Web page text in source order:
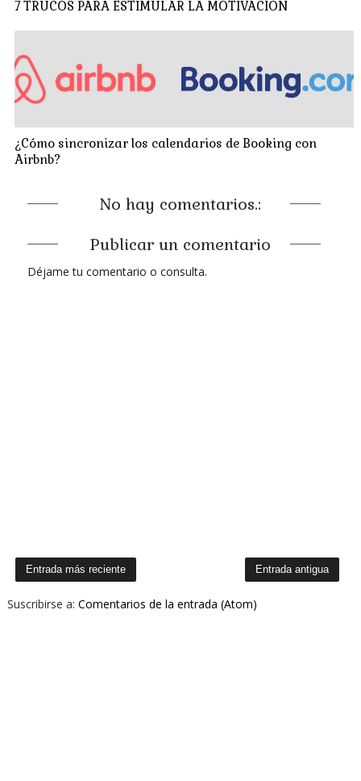
7 TRUCOS PARA ESTIMULAR LA MOTIVACIÓN
¿Cómo sincronizar los calendarios de Booking con
Airbnb?
No hay comentarios.:
Publicar un comentario
Déjame tu comentario o consulta.
Entrada más reciente Entrada antigua
Suscribirse a: Comentarios de la entrada (Atom)